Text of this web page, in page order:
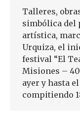
Talleres,
simbólica del
artística,
Urquiza, el
festival “El
Misiones – 40
ayer y hasta
compitiendo